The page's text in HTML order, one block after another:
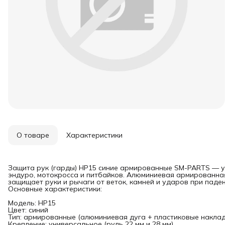
О товаре Характеристики
Защита рук (гарды) HP15 синие армированные SM-PARTS —
эндуро, мотокросса и питбайков. Алюминиевая
защищает руки и рычаги от веток, камней и ударов при
Основные характеристики:
Модель: HP15
Цвет: синий
Тип: армированные (алюминиевая дуга + пластиковые